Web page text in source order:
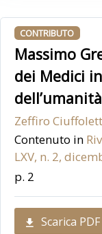
CONTRIBUTO
Massimo
dei Medici
dell’umanità
Zeffiro
Contenuto in
LXV, n. 2,
p. 2
Scarica PDF